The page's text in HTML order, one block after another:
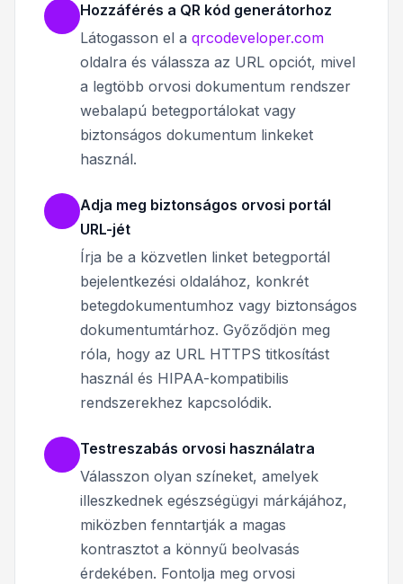
Hozzáférés a QR kód generátorhoz
Látogasson el a qrcodeveloper.com
oldalra és válassza az URL opciót, mivel
a legtöbb orvosi dokumentum rendszer
webalapú betegportálokat vagy
biztonságos dokumentum linkeket
használ.
Adja meg biztonságos orvosi portál
URL-jét
Írja be a közvetlen linket betegportál
bejelentkezési oldalához, konkrét
betegdokumentumhoz vagy biztonságos
dokumentumtárhoz. Győződjön meg
róla, hogy az URL HTTPS titkosítást
használ és HIPAA-kompatibilis
rendszerekhez kapcsolódik.
Testreszabás orvosi használatra
Válasszon olyan színeket, amelyek
illeszkednek egészségügyi márkájához,
miközben fenntartják a magas
kontrasztot a könnyű beolvasás
érdekében. Fontolja meg orvosi